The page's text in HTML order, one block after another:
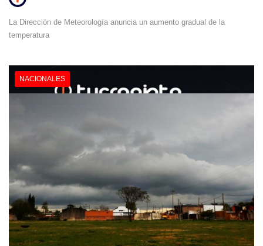
La Dirección de Meteorología anuncia un aumento gradual de la
temperatura
NACIONALES